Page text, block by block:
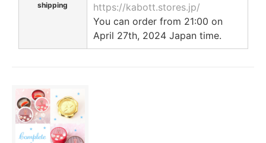
shipping
https://kabott.stores.jp/
You can order from 21:00 on
April 27th, 2024 Japan time.